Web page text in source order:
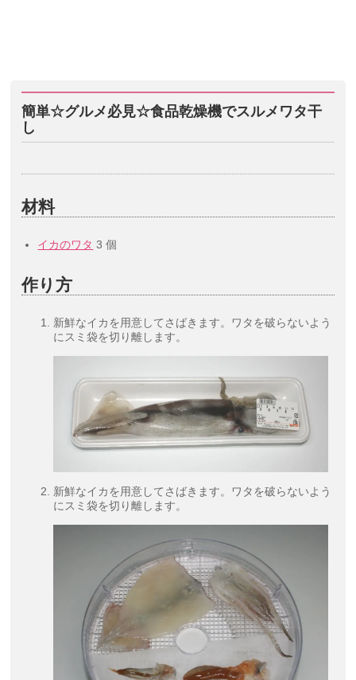
簡単☆グルメ必見☆食品乾燥機でスルメワタ干
し
材料
イカのワタ 3 個
作り方
新鮮なイカを用意してさばきます。ワタを破らないよう
にスミ袋を切り離します。
新鮮なイカを用意してさばきます。ワタを破らないよう
にスミ袋を切り離します。